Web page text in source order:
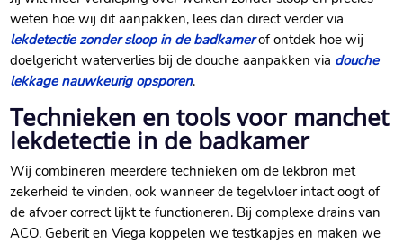
weten hoe wij dit aanpakken, lees dan direct verder via
lekdetectie zonder sloop in de badkamerof ontdek hoe wij
doelgericht waterverlies bij de douche aanpakken via douche
lekkage nauwkeurig opsporen.​
Technieken en tools voor manchet
lekdetectie in de badkamer
Wij combineren meerdere technieken om de lekbron met
zekerheid te vinden, ook wanneer de tegelvloer intact oogt of
de afvoer correct lijkt te functioneren.​ Bij complexe drains van
ACO, Geberit en Viega koppelen we testkapjes en maken we